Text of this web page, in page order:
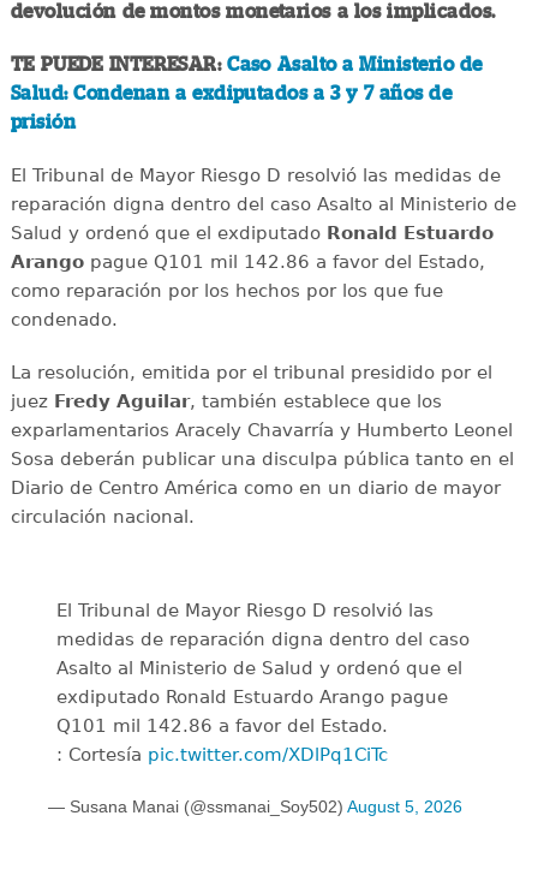
devolución de montos monetarios a los implicados.
TE PUEDE INTERESAR:Caso Asalto a Ministerio de
Salud: Condenan a exdiputados a 3 y 7 años de
prisión
El Tribunal de Mayor Riesgo D resolvió las medidas de
reparación digna dentro del caso Asalto al Ministerio de
Salud y ordenó que el exdiputado Ronald Estuardo
Arangopague Q101 mil 142.86 a favor del Estado,
como reparación por los hechos por los que fue
condenado.
La resolución, emitida por el tribunal presidido por el
juezFredy Aguilar, también establece que los
exparlamentarios Aracely Chavarría y Humberto Leonel
Sosa deberán publicar una disculpa pública tanto en el
Diario de Centro América como en un diario de mayor
circulación nacional.
El Tribunal de Mayor Riesgo D resolvió las
medidas de reparación digna dentro del caso
Asalto al Ministerio de Salud y ordenó que el
exdiputado Ronald Estuardo Arango pague
Q101 mil 142.86 a favor del Estado.
: Cortesía pic.twitter.com/XDlPq1CiTc
— Susana Manai (@ssmanai_Soy502) August 5, 2026